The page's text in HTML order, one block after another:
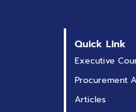
แพลตฟอร์มที่สร้างมา
เพื่อการประมวลผลภาษา
ธรรมชาติ (NLP) สำหรับ
Quick Link
Executive
Procurement
Articles